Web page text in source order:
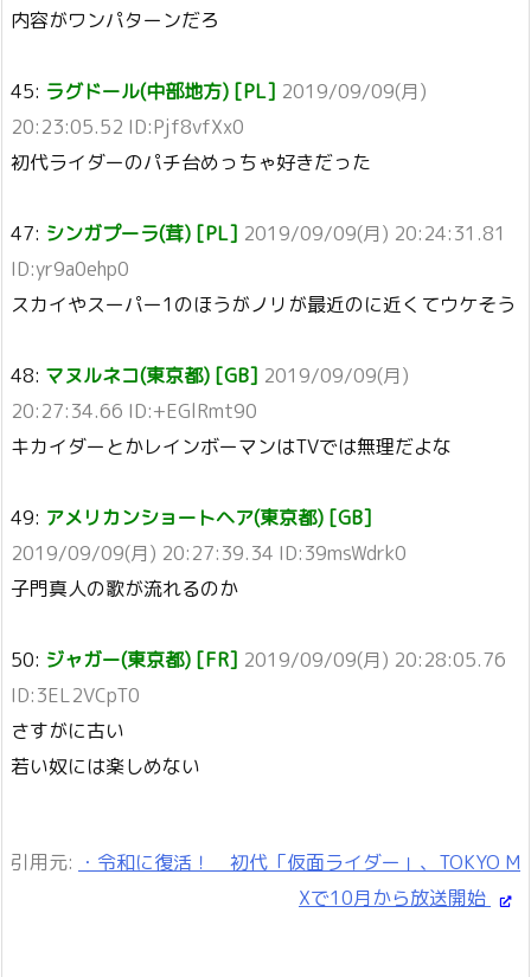
内容がワンパターンだろ
45: ラグドール(中部地方) [PL] 2019/09/09(月)
20:23:05.52 ID:Pjf8vfXx0
初代ライダーのパチ台めっちゃ好きだった
47: シンガプーラ(茸) [PL] 2019/09/09(月) 20:24:31.81
ID:yr9a0ehp0
スカイやスーパー1のほうがノリが最近のに近くてウケそう
48: マヌルネコ(東京都) [GB] 2019/09/09(月)
20:27:34.66 ID:+EGlRmt90
キカイダーとかレインボーマンはTVでは無理だよな
49: アメリカンショートヘア(東京都) [GB]
2019/09/09(月) 20:27:39.34 ID:39msWdrk0
子門真人の歌が流れるのか
50: ジャガー(東京都) [FR] 2019/09/09(月) 20:28:05.76
ID:3EL2VCpT0
さすがに古い
若い奴には楽しめない
引用元: ・令和に復活！ 初代「仮面ライダー」、TOKYO M
Xで10月から放送開始